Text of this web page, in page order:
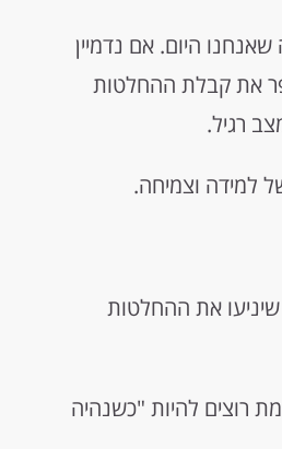
היום. אם נדמיין
את קבלת ההחלטות
רגיל.
למידה וצמיחה.
שיניעו את ההחלטות
רוצים להיות "כשנהיה